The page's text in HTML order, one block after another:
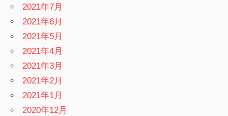
2021年7月
2021年6月
2021年5月
2021年4月
2021年3月
2021年2月
2021年1月
2020年12月